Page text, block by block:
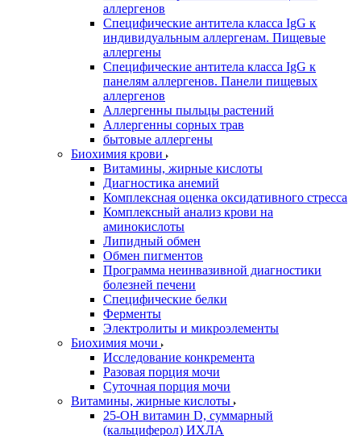
аллергенов
Специфические антитела класса IgG к
индивидуальным аллергенам. Пищевые
аллергены
Специфические антитела класса IgG к
панелям аллергенов. Панели пищевых
аллергенов
Аллергенны пыльцы растений
Аллергенны сорных трав
бытовые аллергены
Биохимия крови
Витамины, жирные кислоты
Диагностика анемий
Комплексная оценка оксидативного стресса
Комплексный анализ крови на
аминокислоты
Липидный обмен
Обмен пигментов
Программа неинвазивной диагностики
болезней печени
Специфические белки
Ферменты
Электролиты и микроэлементы
Биохимия мочи
Исследование конкремента
Разовая порция мочи
Суточная порция мочи
Витамины, жирные кислоты
25-OH витамин D, суммарный
(кальциферол) ИХЛА